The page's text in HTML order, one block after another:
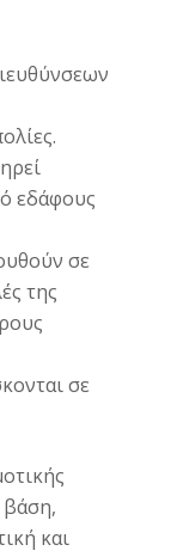
εδάφους
σε
της
σε
βάση,
και